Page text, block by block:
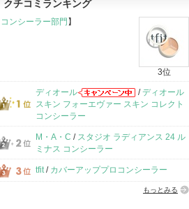
クチコミランキング
コンシーラー部門 】
3位
ディオール /ディオール
スキン フォーエヴァー スキン コレクト
コンシーラー
M・A・C / スタジオ ラディアンス 24 ル
ミナス コンシーラー
tfit/ カバーアッププロコンシーラー
もっとみる